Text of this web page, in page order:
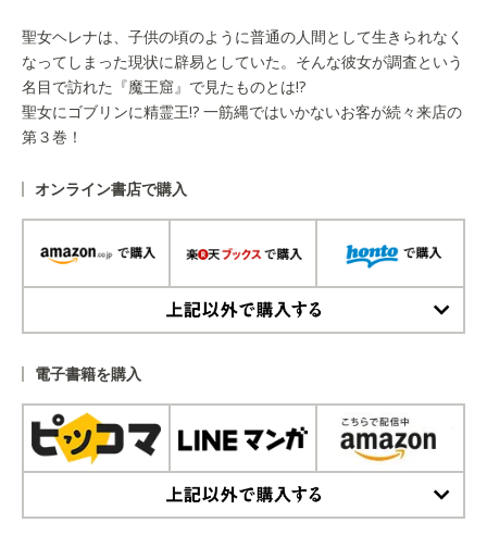
聖女ヘレナは、子供の頃のように普通の人間として生きられなく
なってしまった現状に辟易としていた。そんな彼女が調査という
名目で訪れた『魔王窟』で見たものとは!?
聖女にゴブリンに精霊王!? 一筋縄ではいかないお客が続々来店の
第３巻！
オンライン書店で購入
電子書籍を購入